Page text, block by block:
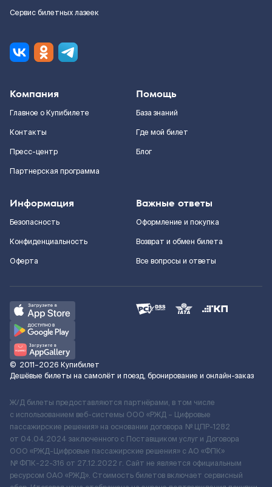
Сервис билетных лазеек
Компания
Главное о Купибилете
Контакты
Пресс-центр
Партнерская программа
Помощь
База знаний
Где мой билет
Блог
Информация
Безопасность
Конфиденциальность
Оферта
Важные ответы
Оформление и покупка
Возврат и обмен билета
Все вопросы и ответы
© 2011–2026 Купибилет
Дешёвые билеты на самолёт и поезд, бронирование и онлайн-заказ
Ж/Д билеты предоставляются партнёрами, в том числе
с использованием веб-системы ООО «РЖД – Цифровые
пассажирские решения» на основании договора № ЦПР-1282
от 04.04.2024 заключенного с Поставщиком услуг и Договора
ООО «РЖД-Цифровые пассажирские решения» c АО «ФПК»
№ ФПК-22-316 от 27.12.2022 г. Сайт не является официальным
ресурсом ОАО «РЖД». Стоимость билетов включает сервисный